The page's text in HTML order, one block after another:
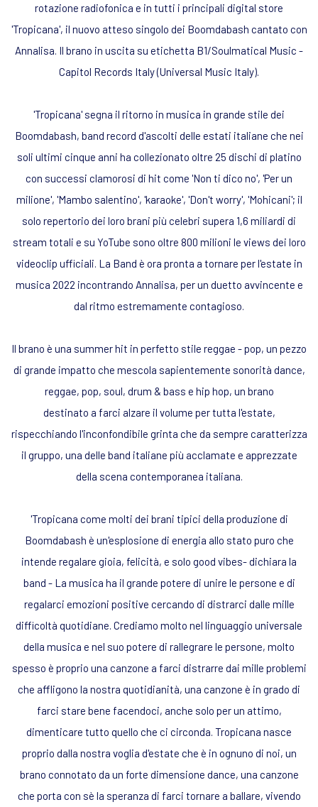
rotazione radiofonica e in tutti i principali digital store
'Tropicana', il nuovo atteso singolo dei Boomdabash cantato con
Annalisa. Il brano in uscita su etichetta B1/Soulmatical Music -
Capitol Records Italy (Universal Music Italy).
'Tropicana' segna il ritorno in musica in grande stile dei
Boomdabash, band record d'ascolti delle estati italiane che nei
soli ultimi cinque anni ha collezionato oltre 25 dischi di platino
con successi clamorosi di hit come 'Non ti dico no', 'Per un
milione', 'Mambo salentino', 'karaoke', 'Don't worry', 'Mohicani'; il
solo repertorio dei loro brani più celebri supera 1,6 miliardi di
stream totali e su YoTube sono oltre 800 milioni le views dei loro
videoclip ufficiali. La Band è ora pronta a tornare per l'estate in
musica 2022 incontrando Annalisa, per un duetto avvincente e
dal ritmo estremamente contagioso.
Il brano è una summer hit in perfetto stile reggae - pop, un pezzo
di grande impatto che mescola sapientemente sonorità dance,
reggae, pop, soul, drum & bass e hip hop, un brano
destinato a farci alzare il volume per tutta l'estate,
rispecchiando l'inconfondibile grinta che da sempre caratterizza
il gruppo, una delle band italiane più acclamate e apprezzate
della scena contemporanea italiana.
'Tropicana come molti dei brani tipici della produzione di
Boomdabash è un'esplosione di energia allo stato puro che
intende regalare gioia, felicità, e solo good vibes- dichiara la
band - La musica ha il grande potere di unire le persone e di
regalarci emozioni positive cercando di distrarci dalle mille
difficoltà quotidiane. Crediamo molto nel linguaggio universale
della musica e nel suo potere di rallegrare le persone, molto
spesso è proprio una canzone a farci distrarre dai mille problemi
che affligono la nostra quotidianità, una canzone è in grado di
farci stare bene facendoci, anche solo per un attimo,
dimenticare tutto quello che ci circonda. Tropicana nasce
proprio dalla nostra voglia d'estate che è in ognuno di noi, un
brano connotato da un forte dimensione dance, una canzone
che porta con sè la speranza di farci tornare a ballare, vivendo